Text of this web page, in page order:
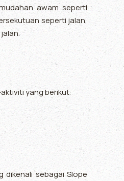
awam seperti
seperti jalan,
yang berikut:
dikenali sebagai Slope